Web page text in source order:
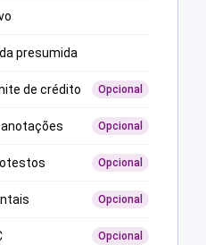
presumida
de crédito Opcional
anotações Opcional
Opcional
Opcional
Opcional